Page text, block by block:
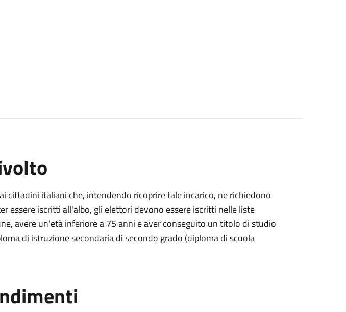
cittadini italiani che, intendendo ricoprire tale incarico, ne richiedono
essere iscritti all'albo, gli elettori devono essere iscritti nelle liste
avere un'età inferiore a 75 anni e aver conseguito un titolo di studio
di istruzione secondaria di secondo grado (diploma di scuola